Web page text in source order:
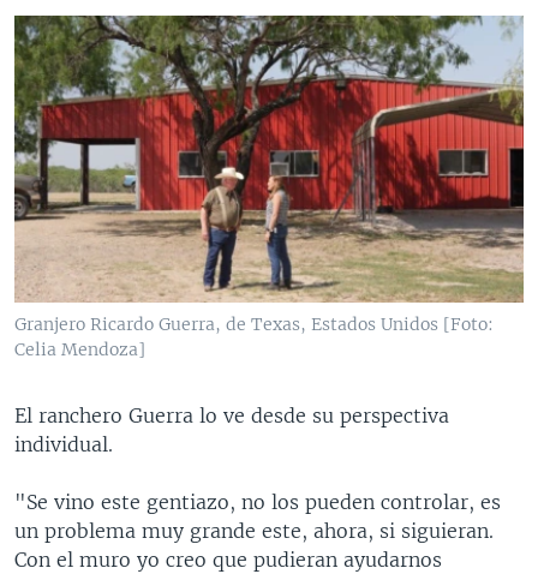
Granjero Ricardo Guerra, de Texas, Estados Unidos [Foto:
Celia Mendoza]
El ranchero Guerra lo ve desde su perspectiva
individual.
"Se vino este gentiazo, no los pueden controlar, es
un problema muy grande este, ahora, si siguieran.
Con el muro yo creo que pudieran ayudarnos